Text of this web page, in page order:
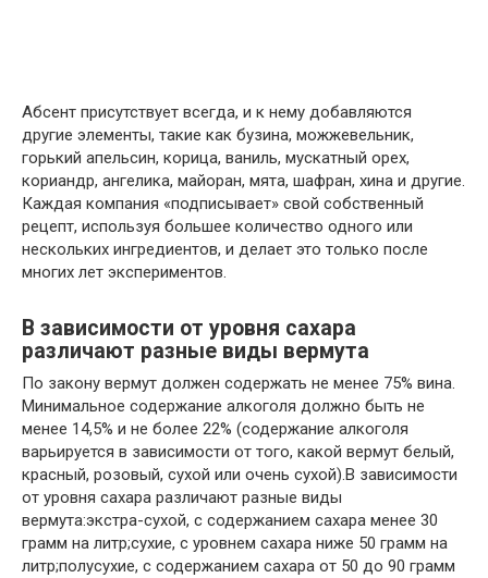
Абсент присутствует всегда, и к нему добавляются
другие элементы, такие как бузина, можжевельник,
горький апельсин, корица, ваниль, мускатный орех,
кориандр, ангелика, майоран, мята, шафран, хина и другие.
Каждая компания «подписывает» свой собственный
рецепт, используя большее количество одного или
нескольких ингредиентов, и делает это только после
многих лет экспериментов.
В зависимости от уровня сахара
различают разные виды вермута
По закону вермут должен содержать не менее 75% вина.
Минимальное содержание алкоголя должно быть не
менее 14,5% и не более 22% (содержание алкоголя
варьируется в зависимости от того, какой вермут белый,
красный, розовый, сухой или очень сухой).В зависимости
от уровня сахара различают разные виды
вермута:экстра-сухой, с содержанием сахара менее 30
грамм на литр;сухие, с уровнем сахара ниже 50 грамм на
литр;полусухие, с содержанием сахара от 50 до 90 грамм